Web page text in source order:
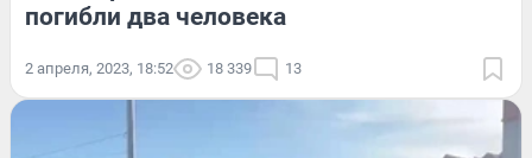
погибли два человека
2 апреля, 2023, 18:52 18 339 13